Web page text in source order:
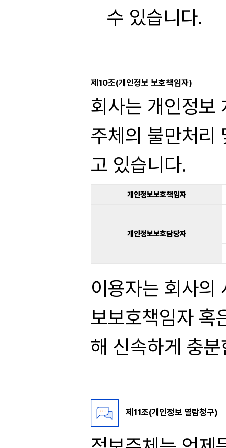
수 있습니다.
제10조(개인정보 보호책임자)
회사는 개인정보
주체의 불만처리
고 있습니다.
개인정보보호책임자
개인정보보호담당자
이용자는 회사의
보보호책임자 혹
해 신속하게 충
제11조(개인정보 열람청구)